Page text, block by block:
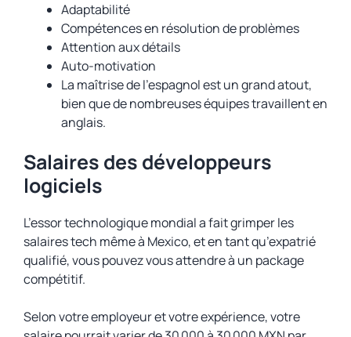
Adaptabilité
Compétences en résolution de problèmes
Attention aux détails
Auto-motivation
La maîtrise de l’espagnol est un grand atout,
bien que de nombreuses équipes travaillent en
anglais.
Salaires des développeurs
logiciels
L’essor technologique mondial a fait grimper les
salaires tech même à Mexico, et en tant qu’expatrié
qualifié, vous pouvez vous attendre à un package
compétitif.
Selon votre employeur et votre expérience, votre